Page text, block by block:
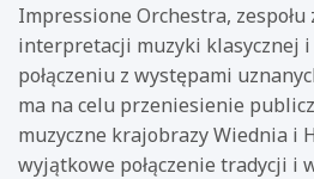
Impressione Orchestra, zespołu
interpretacji muzyki klasycznej
połączeniu z występami
ma na celu przeniesienie
muzyczne krajobrazy Wiednia i
wyjątkowe połączenie tradycji i